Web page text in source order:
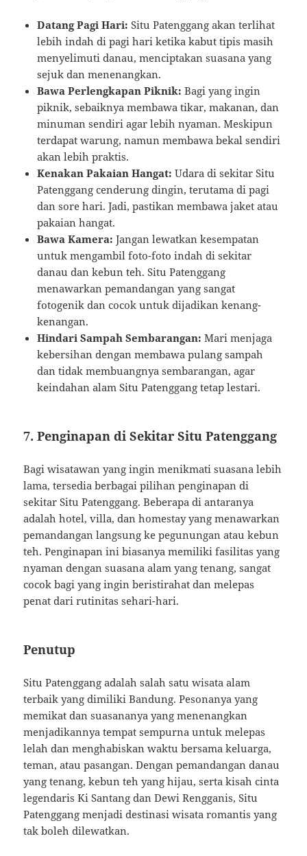
Datang Pagi Hari: Situ Patenggang akan terlihat
lebih indah di pagi hari ketika kabut tipis masih
menyelimuti danau, menciptakan suasana yang
sejuk dan menenangkan.
Bawa Perlengkapan Piknik: Bagi yang ingin
piknik, sebaiknya membawa tikar, makanan, dan
minuman sendiri agar lebih nyaman. Meskipun
terdapat warung, namun membawa bekal sendiri
akan lebih praktis.
Kenakan Pakaian Hangat: Udara di sekitar Situ
Patenggang cenderung dingin, terutama di pagi
dan sore hari. Jadi, pastikan membawa jaket atau
pakaian hangat.
Bawa Kamera: Jangan lewatkan kesempatan
untuk mengambil foto-foto indah di sekitar
danau dan kebun teh. Situ Patenggang
menawarkan pemandangan yang sangat
fotogenik dan cocok untuk dijadikan kenang-
kenangan.
Hindari Sampah Sembarangan: Mari menjaga
kebersihan dengan membawa pulang sampah
dan tidak membuangnya sembarangan, agar
keindahan alam Situ Patenggang tetap lestari.
7. Penginapan di Sekitar Situ Patenggang
Bagi wisatawan yang ingin menikmati suasana lebih
lama, tersedia berbagai pilihan penginapan di
sekitar Situ Patenggang. Beberapa di antaranya
adalah hotel, villa, dan homestay yang menawarkan
pemandangan langsung ke pegunungan atau kebun
teh. Penginapan ini biasanya memiliki fasilitas yang
nyaman dengan suasana alam yang tenang, sangat
cocok bagi yang ingin beristirahat dan melepas
penat dari rutinitas sehari-hari.
Penutup
Situ Patenggang adalah salah satu wisata alam
terbaik yang dimiliki Bandung. Pesonanya yang
memikat dan suasananya yang menenangkan
menjadikannya tempat sempurna untuk melepas
lelah dan menghabiskan waktu bersama keluarga,
teman, atau pasangan. Dengan pemandangan danau
yang tenang, kebun teh yang hijau, serta kisah cinta
legendaris Ki Santang dan Dewi Rengganis, Situ
Patenggang menjadi destinasi wisata romantis yang
tak boleh dilewatkan.